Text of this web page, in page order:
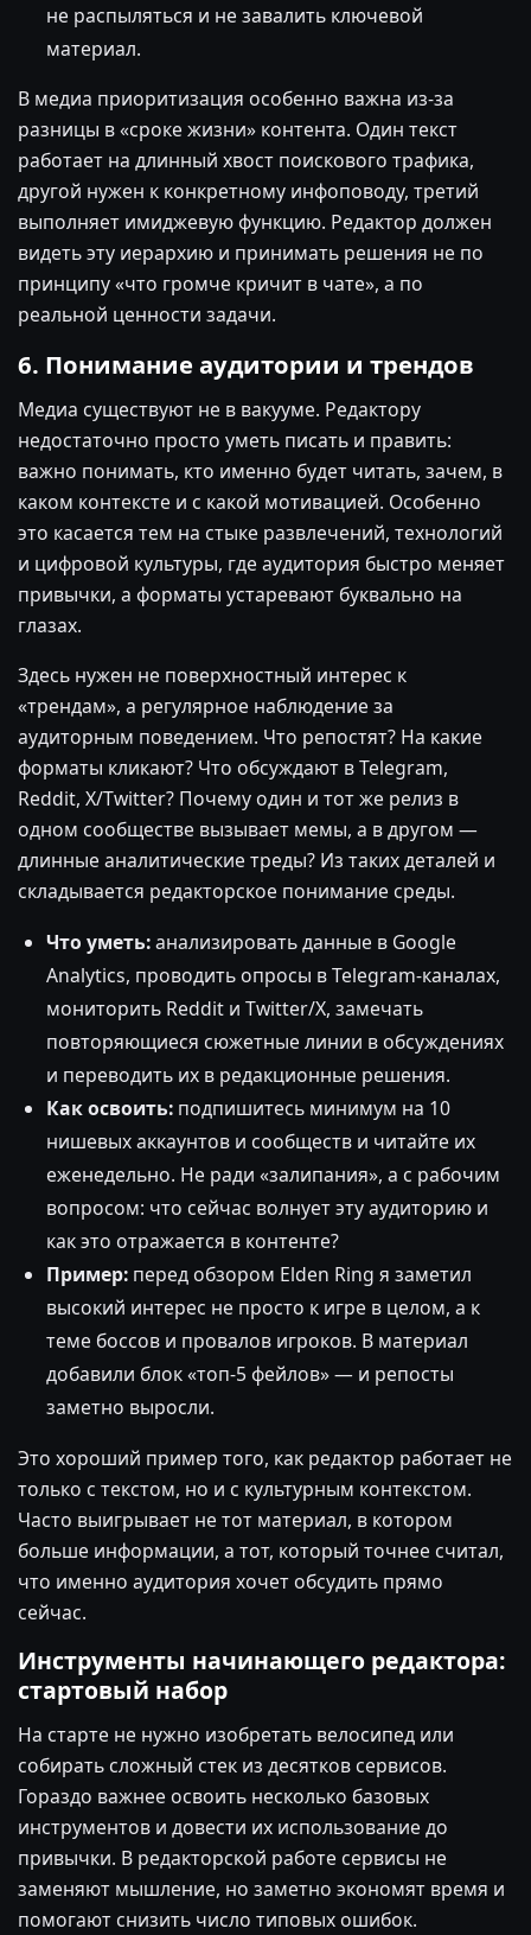
не распыляться и не завалить ключевой
материал.
В медиа приоритизация особенно важна из-за
разницы в «сроке жизни» контента. Один текст
работает на длинный хвост поискового трафика,
другой нужен к конкретному инфоповоду, третий
выполняет имиджевую функцию. Редактор должен
видеть эту иерархию и принимать решения не по
принципу «что громче кричит в чате», а по
реальной ценности задачи.
6. Понимание аудитории и трендов
Медиа существуют не в вакууме. Редактору
недостаточно просто уметь писать и править:
важно понимать, кто именно будет читать, зачем, в
каком контексте и с какой мотивацией. Особенно
это касается тем на стыке развлечений, технологий
и цифровой культуры, где аудитория быстро меняет
привычки, а форматы устаревают буквально на
глазах.
Здесь нужен не поверхностный интерес к
«трендам», а регулярное наблюдение за
аудиторным поведением. Что репостят? На какие
форматы кликают? Что обсуждают в Telegram,
Reddit, X/Twitter? Почему один и тот же релиз в
одном сообществе вызывает мемы, а в другом —
длинные аналитические треды? Из таких деталей и
складывается редакторское понимание среды.
Что уметь:анализировать данные в Google
Analytics, проводить опросы в Telegram-каналах,
мониторить Reddit и Twitter/X, замечать
повторяющиеся сюжетные линии в обсуждениях
и переводить их в редакционные решения.
Как освоить:подпишитесь минимум на 10
нишевых аккаунтов и сообществ и читайте их
еженедельно. Не ради «залипания», а с рабочим
вопросом: что сейчас волнует эту аудиторию и
как это отражается в контенте?
Пример:перед обзором Elden Ring я заметил
высокий интерес не просто к игре в целом, а к
теме боссов и провалов игроков. В материал
добавили блок «топ-5 фейлов» — и репосты
заметно выросли.
Это хороший пример того, как редактор работает не
только с текстом, но и с культурным контекстом.
Часто выигрывает не тот материал, в котором
больше информации, а тот, который точнее считал,
что именно аудитория хочет обсудить прямо
сейчас.
Инструменты начинающего редактора:
стартовый набор
На старте не нужно изобретать велосипед или
собирать сложный стек из десятков сервисов.
Гораздо важнее освоить несколько базовых
инструментов и довести их использование до
привычки. В редакторской работе сервисы не
заменяют мышление, но заметно экономят время и
помогают снизить число типовых ошибок.